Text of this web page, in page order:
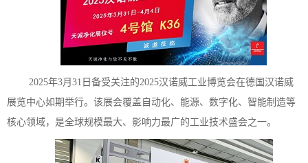
2025年3月31日备受关注的2025汉诺威工业博览会在德国汉诺威
展览中心如期举行。该展会覆盖自动化、能源、数字化、智能制造等
核心领域，是全球规模最大、影响力最广的工业技术盛会之一。